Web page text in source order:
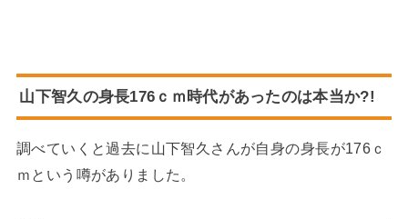
山下智久の身長176ｃｍ時代があったのは本当か?!
調べていくと過去に山下智久さんが自身の身長が176ｃ
ｍという噂がありました。